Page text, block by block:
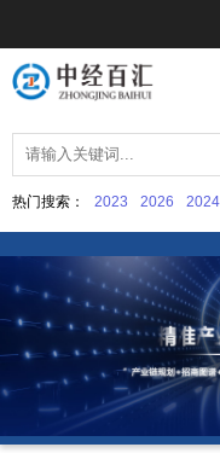
热门搜索： 2023 2026 2024